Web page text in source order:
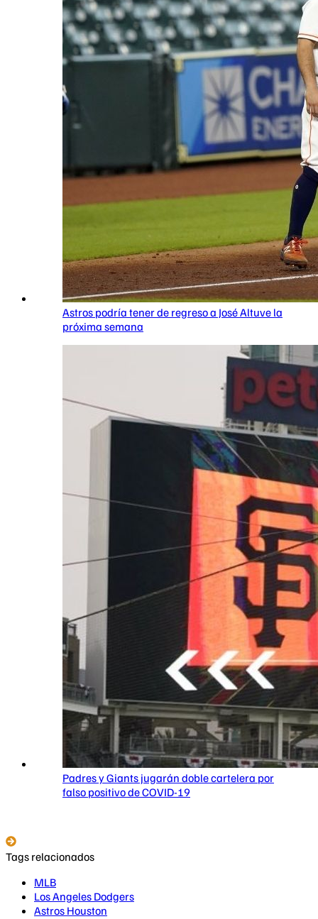
Astros podría tener de regreso a José Altuve la
próxima semana
Padres y Giants jugarán doble cartelera por
falso positivo de COVID-19
Tags relacionados
MLB
Los Angeles Dodgers
Astros Houston